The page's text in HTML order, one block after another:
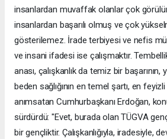
insanlardan muvaffak olanlar çok
insanlardan başarılı olmuş ve çok
gösterilemez. İrade terbiyesi ve nefis
ve insani ifadesi ise çalışmaktır.
anası, çalışkanlık da temiz bir başarının,
beden sağlığının en temel şartı, en
anımsatan Cumhurbaşkanı Erdoğan,
sürdürdü: "Evet, burada olan TÜGVA
bir gençliktir. Çalışkanlığıyla, iradesiyle,